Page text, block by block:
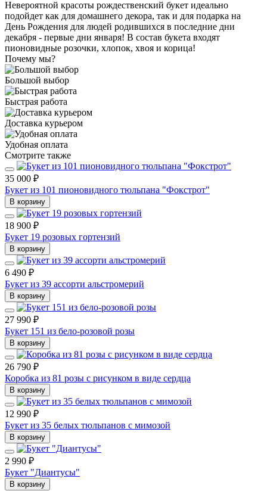
Невероятной красоты рождественский букет идеально
подойдет как для домашнего декора, так и для подарка на
День Рождения для людей родившихся в последние дни
декабря - первые дни января! В состав букета входят
пионовидные розочки, хлопок, хвоя и корица!
Почему мы?
Большой выбор
Быстрая работа
Доставка курьером
Удобная оплата
Смотрите также
35 000 ₽
Букет из 101 пионовидного тюльпана "Фокстрот"
В корзину
18 900 ₽
Букет 19 розовых гортензий
В корзину
6 490 ₽
Букет из 39 ассорти альстромерий
В корзину
27 990 ₽
Букет 151 из бело-розовой розы
В корзину
26 790 ₽
Коробка из 81 розы с рисунком в виде сердца
В корзину
12 990 ₽
Букет из 35 белых тюльпанов с мимозой
В корзину
2 990 ₽
Букет "Диантусы"
В корзину